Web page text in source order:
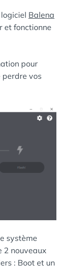
Balena
et fonctionne
pour
perdre vos
système
2 nouveaux
: Boot et un